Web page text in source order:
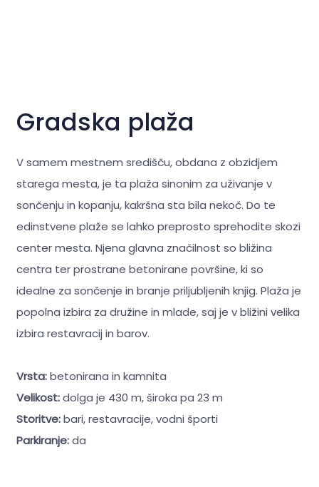
Gradska plaža
V samem mestnem središču, obdana z obzidjem
starega mesta, je ta plaža sinonim za uživanje v
sončenju in kopanju, kakršna sta bila nekoč. Do te
edinstvene plaže se lahko preprosto sprehodite skozi
center mesta. Njena glavna značilnost so bližina
centra ter prostrane betonirane površine, ki so
idealne za sončenje in branje priljubljenih knjig. Plaža je
popolna izbira za družine in mlade, saj je v bližini velika
izbira restavracij in barov.
Vrsta:betonirana in kamnita
Velikost:dolga je 430 m, široka pa 23 m
Storitve:bari, restavracije, vodni športi
Parkiranje:da